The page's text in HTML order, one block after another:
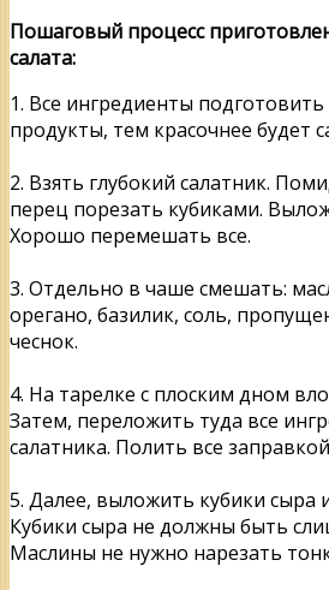
Пошаговый процесс
салата:
1. Все ингредиенты
продукты, тем красочнее будет
2. Взять глубокий салатник.
перец порезать кубиками.
Хорошо перемешать все.
3. Отдельно в чаше смешать:
орегано, базилик, соль,
чеснок.
4. На тарелке с плоским дном
Затем, переложить туда все
салатника. Полить все
5. Далее, выложить кубики сыра
Кубики сыра не должны быть
Маслины не нужно нарезать